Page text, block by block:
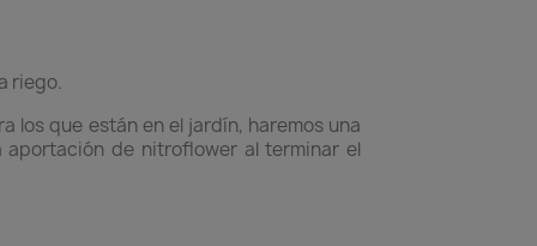
riego.
los que están en el jardín, haremos una
de nitroflower al terminar el